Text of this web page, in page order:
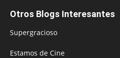
Otros Blogs Interesantes
Supergracioso
Estamos de Cine